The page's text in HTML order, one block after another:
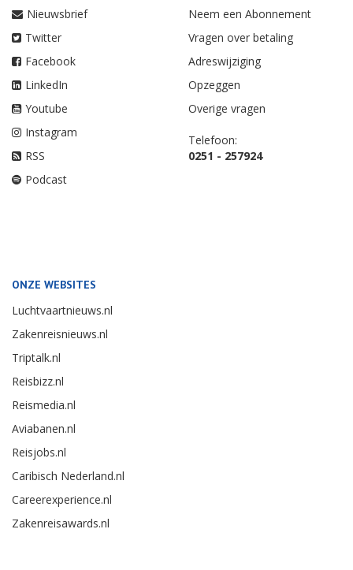
Nieuwsbrief
Twitter
Facebook
LinkedIn
Youtube
Instagram
RSS
Podcast
Neem een Abonnement
Vragen over betaling
Adreswijziging
Opzeggen
Overige vragen
Telefoon:
0251 - 257924
ONZE WEBSITES
Luchtvaartnieuws.nl
Zakenreisnieuws.nl
Triptalk.nl
Reisbizz.nl
Reismedia.nl
Aviabanen.nl
Reisjobs.nl
Caribisch Nederland.nl
Careerexperience.nl
Zakenreisawards.nl